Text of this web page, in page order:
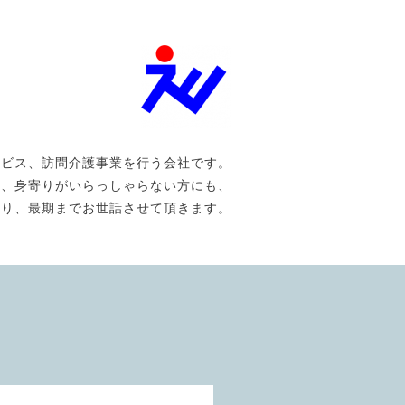
ス、訪問介護事業を行う会社です。
身寄りがいらっしゃらない方にも、
、最期までお世話させて頂きます。